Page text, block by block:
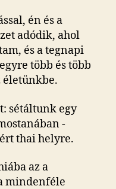
én és a
adódik, ahol
és a tegnapi
több és több
életünkbe.
sétáltunk egy
-
thai helyre.
az a
mindenféle